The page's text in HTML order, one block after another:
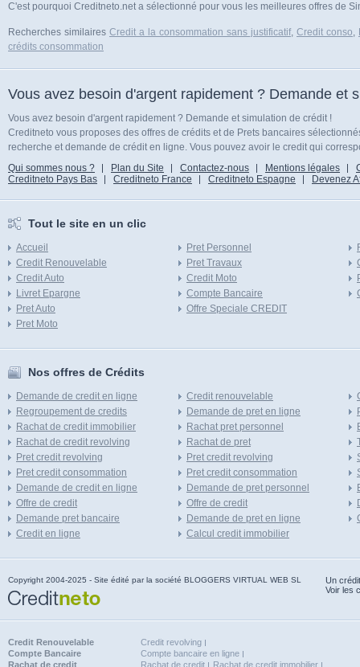
C'est pourquoi Creditneto.net a sélectionné pour vous les meilleures offres de
Recherches similaires Credit a la consommation sans justificatif, Credit conso,
crédits consommation
Vous avez besoin d'argent rapidement ? Demande et
Vous avez besoin d'argent rapidement ? Demande et simulation de crédit !
Creditneto vous proposes des offres de crédits et de Prets bancaires
recherche et demande de crédit en ligne. Vous pouvez avoir le credit qui
Qui sommes nous ?
Plan du Site Contactez-nous Mentions légales
Creditneto Pays Bas
Creditneto France Creditneto Espagne Devenez
Tout le site en un clic
Accueil
Credit Renouvelable
Credit Auto
Livret Epargne
Pret Auto
Pret Moto
Pret Personnel
Pret Travaux
Credit Moto
Compte Bancaire
Offre Speciale CREDIT
Nos offres de Crédits
Demande de credit en ligne
Regroupement de credits
Rachat de credit immobilier
Rachat de credit revolving
Pret credit revolving
Pret credit consommation
Demande de credit en ligne
Offre de credit
Demande pret bancaire
Credit en ligne
Credit renouvelable
Demande de pret en ligne
Rachat pret personnel
Rachat de pret
Pret credit revolving
Pret credit consommation
Demande de pret personnel
Offre de credit
Demande de pret en ligne
Calcul credit immobilier
Copyright 2004-2025 - Site édité par la société BLOGGERS VIRTUAL WEB SL
Un
Voir les
Credit Renouvelable
Credit revolving
Compte Bancaire
Compte bancaire en ligne
Rachat de credit
Rachat de credit Rachat de credit immobilier